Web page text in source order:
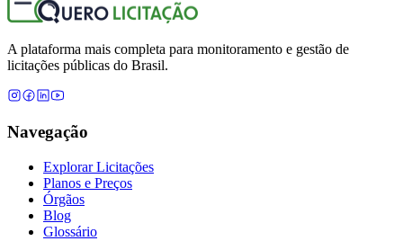
A plataforma mais completa para monitoramento e gestão de
licitações públicas do Brasil.
Navegação
Explorar Licitações
Planos e Preços
Órgãos
Blog
Glossário